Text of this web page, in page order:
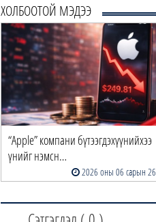
ХОЛБООТОЙ МЭДЭЭ
“Apple” компани бүтээгдэхүүнийхээ
үнийг нэмсн…
2026 оны 06 сарын 26